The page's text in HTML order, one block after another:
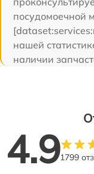
посудомоечной
нашей
наличии
4.91799